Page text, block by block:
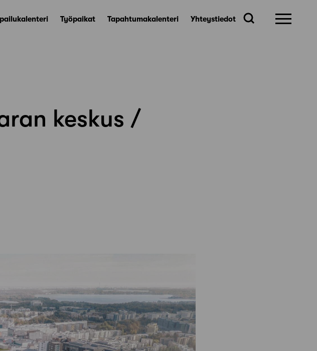
Työpaikat Tapahtumakalenteri Yhteystiedot
keskus /